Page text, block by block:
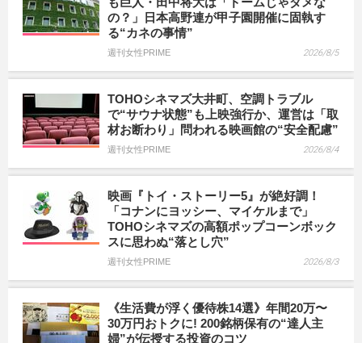
の？」日本高野連が甲子園開催に固執す
る“カネの事情”
週刊女性PRIME 2026/8/5
TOHOシネマズ大井町、空調トラブル
で“サウナ状態”も上映強行か、運営は「取
材お断わり」問われる映画館の“安全配慮”
週刊女性PRIME 2026/8/4
映画『トイ・ストーリー5』が絶好調！
「コナンにヨッシー、マイケルまで」
TOHOシネマズの高額ポップコーンボック
スに思わぬ“落とし穴”
週刊女性PRIME 2026/8/3
《生活費が浮く優待株14選》年間20万〜
30万円おトクに! 200銘柄保有の“達人主
婦”が伝授する投資のコツ